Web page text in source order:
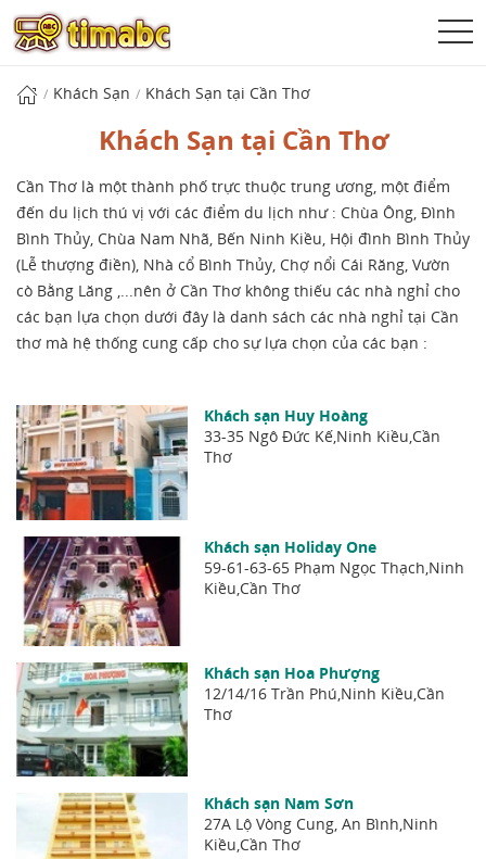
Khách Sạn Khách Sạn tại Cần Thơ
Khách Sạn tại Cần Thơ
Cần Thơ là một thành phố trực thuộc trung ương, một điểm
đến du lịch thú vị với các điểm du lịch như : Chùa Ông, Đình
Bình Thủy, Chùa Nam Nhã, Bến Ninh Kiều, Hội đình Bình Thủy
(Lễ thượng điền), Nhà cổ Bình Thủy, Chợ nổi Cái Răng, Vườn
cò Bằng Lăng ,...nên ở Cần Thơ không thiếu các nhà nghỉ cho
các bạn lựa chọn dưới đây là danh sách các nhà nghỉ tại Cần
thơ mà hệ thống cung cấp cho sự lựa chọn của các bạn :
Khách sạn Huy Hoàng
33-35 Ngô Đức Kế,Ninh Kiều,Cần
Thơ
Khách sạn Holiday One
59-61-63-65 Phạm Ngọc Thạch,Ninh
Kiều,Cần Thơ
Khách sạn Hoa Phượng
12/14/16 Trần Phú,Ninh Kiều,Cần
Thơ
Khách sạn Nam Sơn
27A Lộ Vòng Cung, An Bình,Ninh
Kiều,Cần Thơ